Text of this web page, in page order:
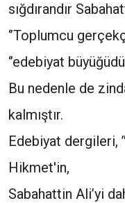
sığdırandır
‘’Toplumcu
‘’edebiyat
Bu nedenle de
kalmıştır.
Edebiyat dergileri,
Hikmet'in,
Sabahattin Ali’yi